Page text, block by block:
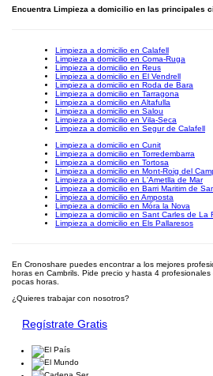
Encuentra Limpieza a domicilio en las principales
Limpieza a domicilio en Calafell
Limpieza a domicilio en Coma-Ruga
Limpieza a domicilio en Reus
Limpieza a domicilio en El Vendrell
Limpieza a domicilio en Roda de Bara
Limpieza a domicilio en Tarragona
Limpieza a domicilio en Altafulla
Limpieza a domicilio en Salou
Limpieza a domicilio en Vila-Seca
Limpieza a domicilio en Segur de Calafell
Limpieza a domicilio en Cunit
Limpieza a domicilio en Torredembarra
Limpieza a domicilio en Tortosa
Limpieza a domicilio en Mont-Roig del
Limpieza a domicilio en L'Ametlla de Mar
Limpieza a domicilio en Barri Maritim de
Limpieza a domicilio en Amposta
Limpieza a domicilio en Móra la Nova
Limpieza a domicilio en Sant Carles de La
Limpieza a domicilio en Els Pallaresos
En Cronoshare puedes encontrar a los mejores
horas en Cambrils. Pide precio y hasta 4
pocas horas.
¿Quieres trabajar con nosotros?
Regístrate Gratis